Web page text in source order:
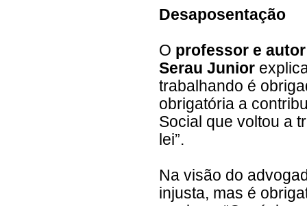
Desaposentação
O professor e
Serau Junior
trabalhando é
obrigatória a
Social que voltou a
lei”.
Na visão do
injusta, mas é